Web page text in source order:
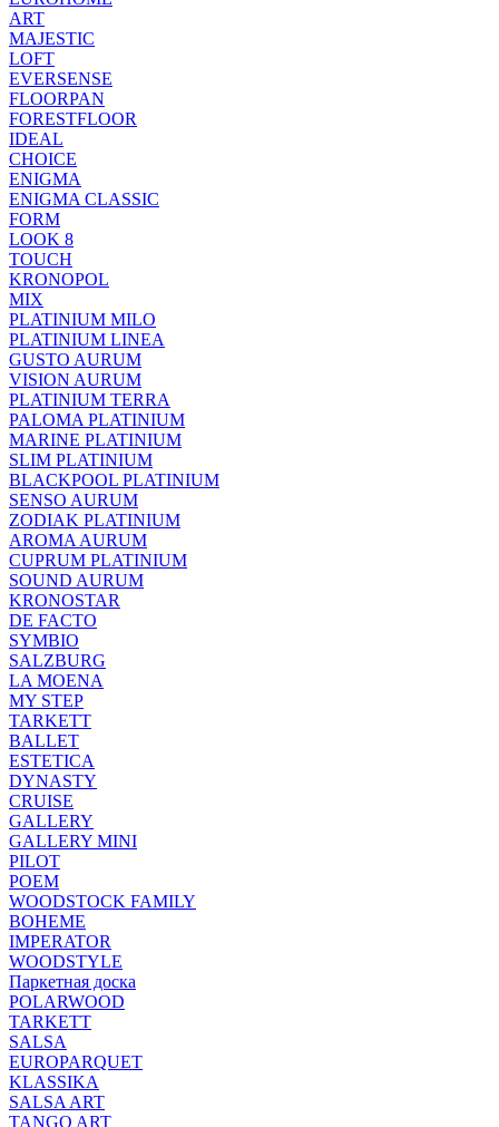
ART
MAJESTIC
LOFT
EVERSENSE
FLOORPAN
FORESTFLOOR
IDEAL
CHOICE
ENIGMA
ENIGMA CLASSIC
FORM
LOOK 8
TOUCH
KRONOPOL
MIX
PLATINIUM MILO
PLATINIUM LINEA
GUSTO AURUM
VISION AURUM
PLATINIUM TERRA
PALOMA PLATINIUM
MARINE PLATINIUM
SLIM PLATINIUM
BLACKPOOL PLATINIUM
SENSO AURUM
ZODIAK PLATINIUM
AROMA AURUM
CUPRUM PLATINIUM
SOUND AURUM
KRONOSTAR
DE FACTO
SYMBIO
SALZBURG
LA MOENA
MY STEP
TARKETT
BALLET
ESTETICA
DYNASTY
CRUISE
GALLERY
GALLERY MINI
PILOT
POEM
WOODSTOCK FAMILY
BOHEME
IMPERATOR
WOODSTYLE
Паркетная доска
POLARWOOD
TARKETT
SALSA
EUROPARQUET
KLASSIKA
SALSA ART
TANGO ART